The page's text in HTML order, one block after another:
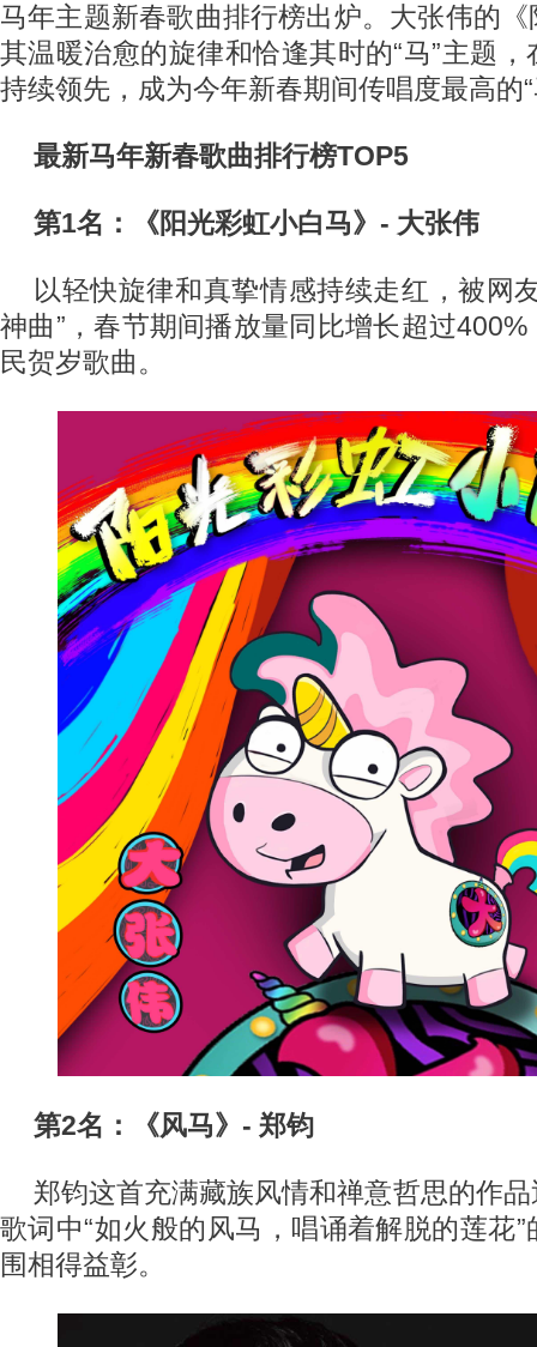
马年主题新春歌曲排行榜出炉。大张伟的
其温暖治愈的旋律和恰逢其时的“马”主题
持续领先，成为今年新春期间传唱度最高的
最新马年新春歌曲排行榜TOP5
第1名：《阳光彩虹小白马》- 大张伟
以轻快旋律和真挚情感持续走红，被网
神曲”，春节期间播放量同比增长超过
民贺岁歌曲。
第2名：《风马》- 郑钧
郑钧这首充满藏族风情和禅意哲思的作
歌词中“如火般的风马，唱诵着解脱的莲花
围相得益彰。